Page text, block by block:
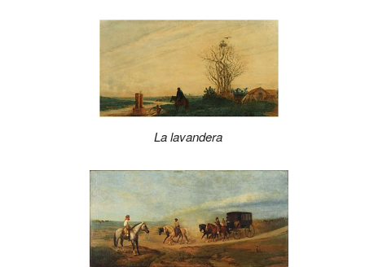
La lavandera